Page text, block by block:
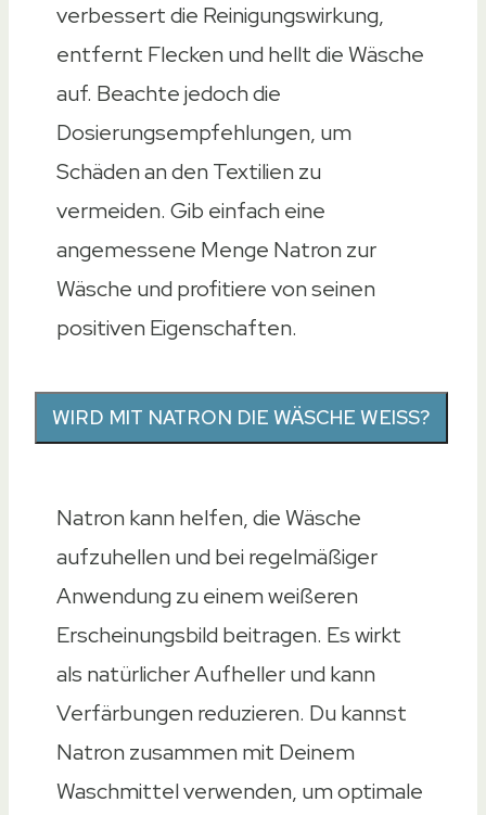
verbessert die Reinigungswirkung,
entfernt Flecken und hellt die Wäsche
auf. Beachte jedoch die
Dosierungsempfehlungen, um
Schäden an den Textilien zu
vermeiden. Gib einfach eine
angemessene Menge Natron zur
Wäsche und profitiere von seinen
positiven Eigenschaften.
WIRD MIT NATRON DIE WÄSCHE WEISS?
Natron kann helfen, die Wäsche
aufzuhellen und bei regelmäßiger
Anwendung zu einem weißeren
Erscheinungsbild beitragen. Es wirkt
als natürlicher Aufheller und kann
Verfärbungen reduzieren. Du kannst
Natron zusammen mit Deinem
Waschmittel verwenden, um optimale